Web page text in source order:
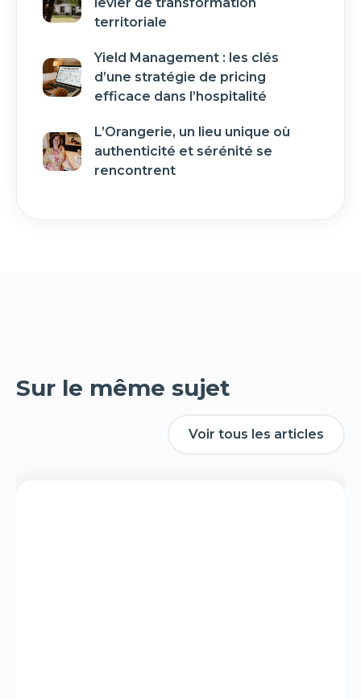
territoriale
Yield Management : les clés
d’une stratégie de pricing
efficace dans l’hospitalité
L’Orangerie, un lieu unique où
authenticité et sérénité se
rencontrent
Sur le même sujet
Voir tous les articles